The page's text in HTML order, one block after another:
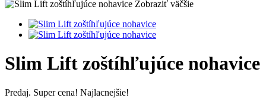
Zobraziť väčšie
Slim Lift zoštíhľujúce nohavice
Predaj. Super cena! Najlacnejšie!